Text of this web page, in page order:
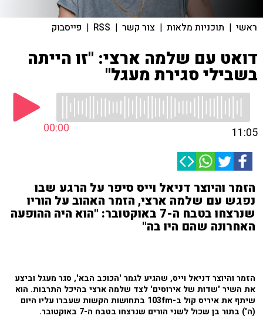
ראשי | תוכניות מלאות | צור קשר |
RSS
| פייסבוק
דואט עם שלמה ארצי: "זו הייתה
בשבילי סגירת מעגל"
00:00 11:05
הזמר והיוצר דניאל וייס סיפר על הרגע שבו
נפגש עם שלמה ארצי, הזמר האהוב על הוריו
שנרצחו בטבח ה-7 באוקטובר: "הוא היה ההופעה
האחרונה שהם היו בה"
הזמר והיוצר דניאל וייס, שהגיע לגמר 'הכוכב הבא', סגר מעגל וביצע
את השיר 'שדות של אירוסים' לצד שלמה ארצי בהיכל התרבות. הוא
שיתף את איריס קול ב-103fm בתחושות הקשות שעברו עליו היום
(ה') בתור בן שכול לשני הורים שנרצחו בטבח ה-7 באוקטובר.